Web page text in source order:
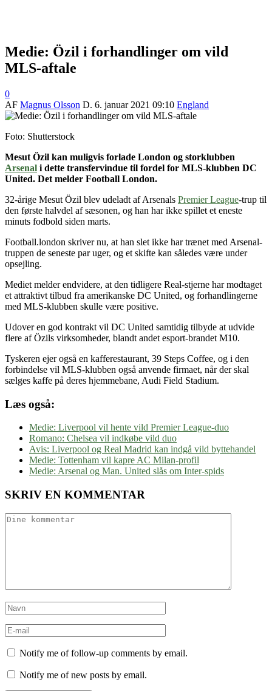
Medie: Özil i forhandlinger om vild
MLS-aftale
0
AF Magnus Olsson D. 6. januar 2021 09:10 England
Foto: Shutterstock
Mesut Özil kan muligvis forlade London og storklubben
Arsenal i dette transfervindue til fordel for MLS-klubben DC
United. Det melder Football London.
32-årige Mesut Özil blev udeladt af Arsenals Premier League-trup til
den første halvdel af sæsonen, og han har ikke spillet et eneste
minuts fodbold siden marts.
Football.london skriver nu, at han slet ikke har trænet med Arsenal-
truppen de seneste par uger, og et skifte kan således være under
opsejling.
Mediet melder endvidere, at den tidligere Real-stjerne har modtaget
et attraktivt tilbud fra amerikanske DC United, og forhandlingerne
med MLS-klubben skulle være positive.
Udover en god kontrakt vil DC United samtidig tilbyde at udvide
flere af Özils virksomheder, blandt andet esport-brandet M10.
Tyskeren ejer også en kafferestaurant, 39 Steps Coffee, og i den
forbindelse vil MLS-klubben også anvende firmaet, når der skal
sælges kaffe på deres hjemmebane, Audi Field Stadium.
Læs også:
Medie: Liverpool vil hente vild Premier League-duo
Romano: Chelsea vil indkøbe vild duo
Avis: Liverpool og Real Madrid kan indgå vild byttehandel
Medie: Tottenham vil kapre AC Milan-profil
Medie: Arsenal og Man. United slås om Inter-spids
SKRIV EN KOMMENTAR
Notify me of follow-up comments by email.
Notify me of new posts by email.